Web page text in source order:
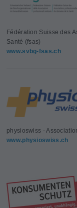
Fédération Suisse des
Santé (fsas)
www.svbg-fsas.ch
physioswiss -
www.physioswiss.ch